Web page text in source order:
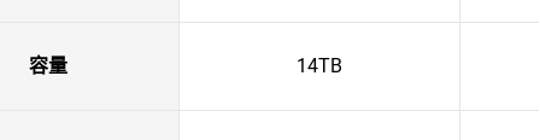
容量 14TB